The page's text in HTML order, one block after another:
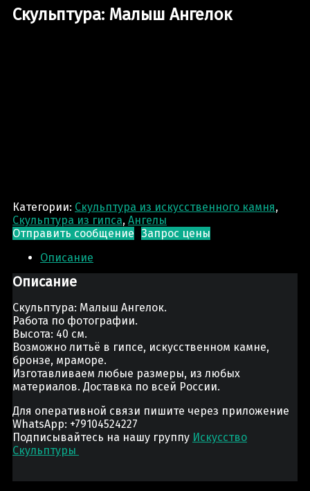
Скульптура: Малыш Ангелок
Категории: Скульптура из искусственного камня,
Скульптура из гипса, Ангелы
Отправить сообщение Запрос цены
Описание
Описание
Скульптура: Малыш Ангелок.
Работа по фотографии.
Высота: 40 см.
Возможно литьё в гипсе, искусственном камне,
бронзе, мраморе.
Изготавливаем любые размеры, из любых
материалов. Доставка по всей России.
Для оперативной связи пишите через приложение
WhatsApp: +79104524227
Подписывайтесь на нашу группу Искусство
Скульптуры